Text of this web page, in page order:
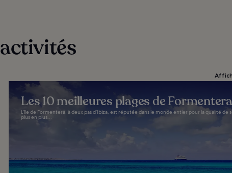
Les 10 meilleures plages de Formentera
L’île de Formentera, à deux pas d’Ibiza, est réputée dans le monde entier pour la qualité de
plus en plus...